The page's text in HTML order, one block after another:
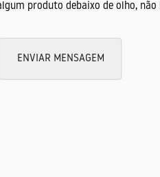
produto debaixo de olho,
ENVIAR MENSAGEM